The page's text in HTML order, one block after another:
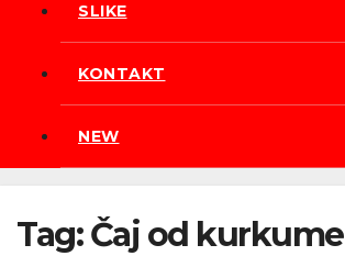
SLIKE
KONTAKT
NEW
Tag:Čaj od kurkume